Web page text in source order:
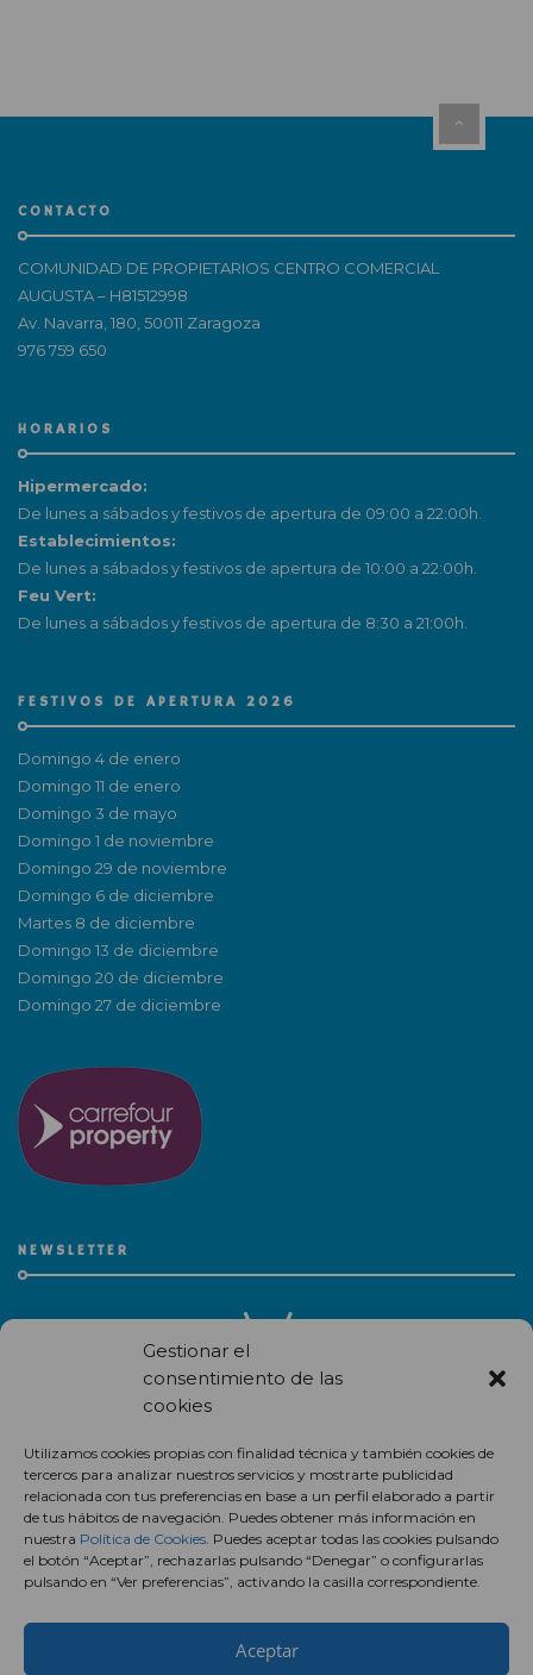
Gestionar el
consentimiento de las
cookies
Utilizamos cookies propias con finalidad técnica y también cookies de
terceros para analizar nuestros servicios y mostrarte publicidad
relacionada con tus preferencias en base a un perfil elaborado a partir
de tus hábitos de navegación. Puedes obtener más información en
nuestra Política de Cookies. Puedes aceptar todas las cookies pulsando
el botón “Aceptar”, rechazarlas pulsando “Denegar” o configurarlas
pulsando en “Ver preferencias”, activando la casilla correspondiente.
Aceptar
CONTACTO
COMUNIDAD DE PROPIETARIOS CENTRO COMERCIAL
AUGUSTA – H81512998
Av. Navarra, 180, 50011 Zaragoza
976 759 650
HORARIOS
Hipermercado:
De lunes a sábados y festivos de apertura de 09:00 a 22:00h.
Establecimientos:
De lunes a sábados y festivos de apertura de 10:00 a 22:00h.
Feu Vert:
De lunes a sábados y festivos de apertura de 8:30 a 21:00h.
FESTIVOS DE APERTURA 2026
Domingo 4 de enero
Domingo 11 de enero
Domingo 3 de mayo
Domingo 1 de noviembre
Domingo 29 de noviembre
Domingo 6 de diciembre
Martes 8 de diciembre
Domingo 13 de diciembre
Domingo 20 de diciembre
Domingo 27 de diciembre
NEWSLETTER
centro comercial.
Suscríbete